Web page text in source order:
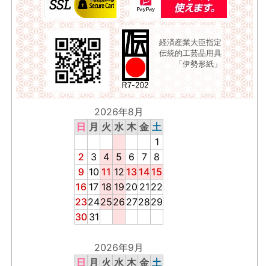
経済産業大臣指定
伝統的工芸品用具
「伊勢形紙」
2026年8月
日 月 火 水 木 金 土
1
2
3 4 5 6 7
8
9 10 11 12 13 14 15
16 17 18 19 20 21 22
23242526 272829
30 31
2026年9月
日 月 火 水 木 金 土